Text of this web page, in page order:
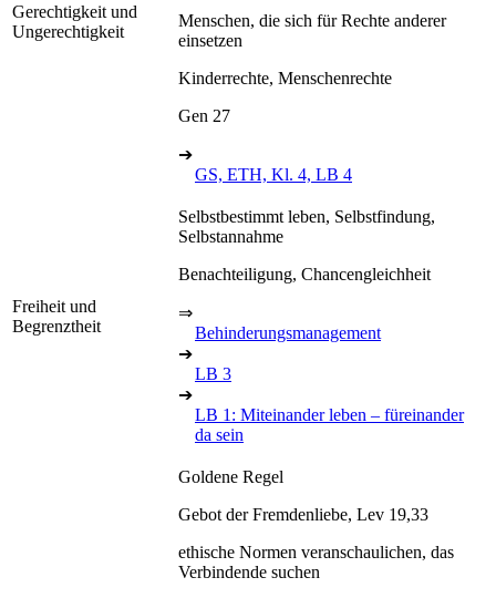
Gerechtigkeit und
Ungerechtigkeit
Menschen, die sich für Rechte anderer
einsetzen
Kinderrechte, Menschenrechte
Gen 27
➔
GS, ETH, Kl. 4, LB 4
Freiheit und
Begrenztheit
Selbstbestimmt leben, Selbstfindung,
Selbstannahme
Benachteiligung, Chancengleichheit
⇒
Behinderungsmanagement
➔
LB 3
➔
LB 1: Miteinander leben – füreinander
da sein
Goldene Regel
Gebot der Fremdenliebe, Lev 19,33
ethische Normen veranschaulichen, das
Verbindende suchen